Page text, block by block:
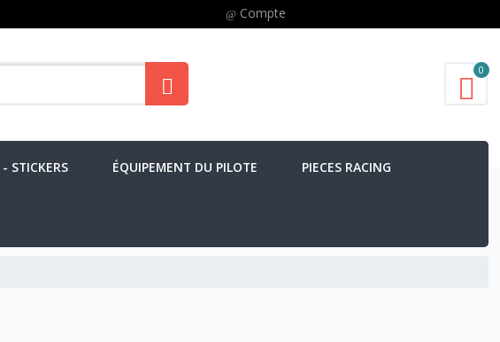
Compte
0
STICKERS ÉQUIPEMENT DU PILOTE PIECES RACING